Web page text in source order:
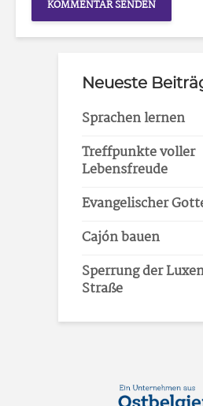
Neueste
Sprachen lernen
Treffpunkte voller
Lebensfreude
Evangelischer
Cajón bauen
Sperrung der
Straße